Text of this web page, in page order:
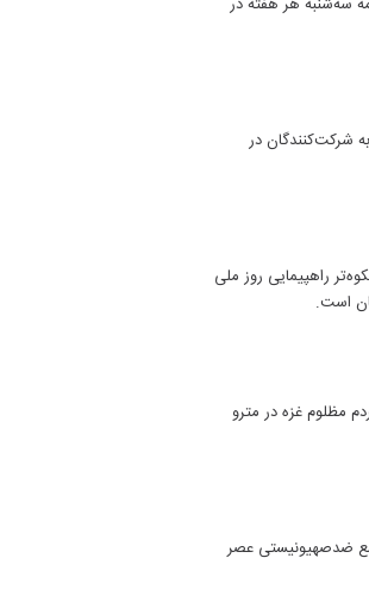
شرکت‌کنندگان در
راهپیمایی روز ملی
مظلوم غزه در مترو
ضدصهیونیستی عصر